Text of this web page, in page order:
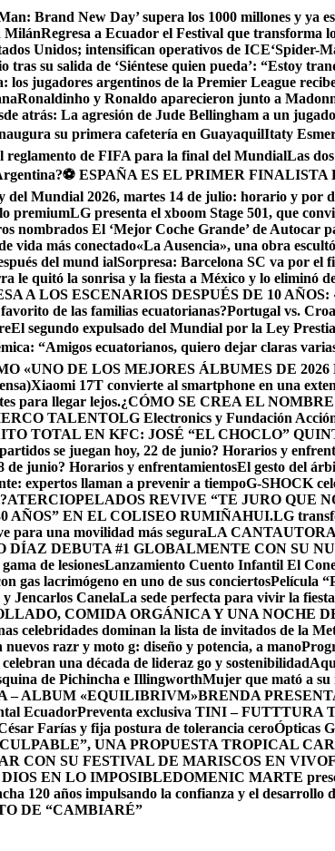
Brand New Day’ supera los 1000 millones y ya
MilánRegresa a Ecuador el Festival que transforma
Unidos; intensifican operativos de ICE‘Spider-
tras su salida de ‘Siéntese quien pueda’: “Estoy
los jugadores argentinos de la Premier League
Ronaldinho y Ronaldo aparecieron junto a
atrás: La agresión de Jude Bellingham a un
su primera cafetería en GuayaquilItaty
reglamento de FIFA para la final del MundialLas
⚽ ESPAÑA ES EL PRIMER FINALISTA
del Mundial 2026, martes 14 de julio: horario y por
premiumLG presenta el xboom Stage 501, que
nombrados El ‘Mejor Coche Grande’ de Autocar
vida más conectado«La Ausencia», una obra
del mund ialSorpresa: Barcelona SC va por el
le quitó la sonrisa y la fiesta a México y lo eliminó
A LOS ESCENARIOS DESPUÉS DE 10
de las familias ecuatorianas?Portugal vs.
El segundo expulsado del Mundial por la Ley
“Amigos ecuatorianos, quiero dejar claras
«UNO DE LOS MEJORES ÁLBUMES DE
Xiaomi 17T convierte al smartphone en una
para llegar lejos.¿CÓMO SE CREA EL
TALENTOLG Electronics y Fundación
TOTAL EN KFC: JOSÉ “EL CHOCLO”
se juegan hoy, 22 de junio? Horarios y
de junio? Horarios y enfrentamientosEl gesto del
expertos llaman a prevenir a tiempoG-SHOCK
ATERCIOPELADOS REVIVE “TE JURO QUE
AÑOS” EN EL COLISEO RUMIÑAHUI.LG
para una movilidad más seguraLA
DÍAZ DEBUTA #1 GLOBALMENTE CON SU
de lesionesLanzamiento Cuento Infantil El
gas lacrimógeno en uno de sus conciertosPelícula
Jencarlos CanelaLa sede perfecta para vivir la
COMIDA ORGÁNICA Y UNA NOCHE
celebridades dominan la lista de invitados de la
razr y moto g: diseño y potencia, a mano
una década de lideraz go y sostenibilidad
de Pichincha e IllingworthMujer que mató a su
– ALBUM «EQUILIBRIVM»BRENDA
EcuadorPreventa exclusiva TINI – FUTTTURA
Farías y fija postura de tolerancia ceroÓpticas
UNA PROPUESTA TROPICAL
CON SU FESTIVAL DE MARISCOS EN VIVO
EN LO IMPOSIBLEDOMENIC MARTE
120 años impulsando la confianza y el desarrollo
DE “CAMBIARÉ”